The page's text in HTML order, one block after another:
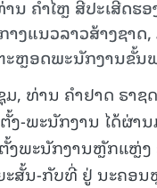
ນ ຄຳໄຫຼ ສີປະເສີດຮ
າງແນວລາວສ້າງຊາ
ຫຼອດພະນັກງານຂັ້ນ
ມ, ທ່ານ ຄຳຢາດ ຣາຊ
-ພະນັກງານ ໄດ້ຜ່ານ
ງພະນັກງານຫຼັກແຫຼ່ງ
ະສັ້ນ-ກັບທີ່ ຢູ່ ນະຄອນ